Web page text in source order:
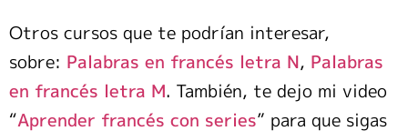
Otros cursos que te podrían interesar,
sobre: Palabras en francés letra N, Palabras
en francés letra M. También, te dejo mi video
“Aprender francés con series” para que sigas